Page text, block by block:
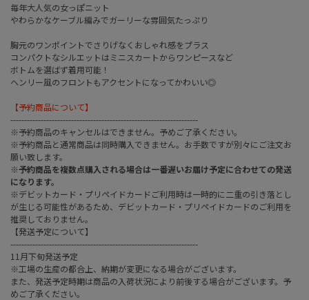
毎年大人気の女っぽニット
やわらかなケーブル編みでガーリーな雰囲気たっぷり
胸元のワンポイントでさりげなくおしゃれ感をプラス
コンパクトなシルエットはミニスカートからワンピースなど
ボトムを選ばず着用可能！
ヘンリー風のフロントもアクセントになってかわいい◎
【予約商品について】
--------------------------------------------------------------------
※予約商品のキャンセルはできません。予めご了承ください。
※予約商品と通常商品は同時購入できません。お手数ですが別々にご注文お
願い致します。
※予約商品を複数点購入される場合は一番遅いお届け予定に合わせての発送
になります。
※デビットカード・プリペイドカードご利用時は一時的に二重の引き落とし
が生じる可能性があるため、デビットカード・プリペイドカードのご利用を
推奨しておりません。
【発送予定について】
--------------------------------------------------------------------
11月下旬発送予定
※工場の生産の都合上、納期が変更になる場合がございます。
また、発送予定時期は商品の入荷状況により前後する場合がございます。予
めご了承ください。